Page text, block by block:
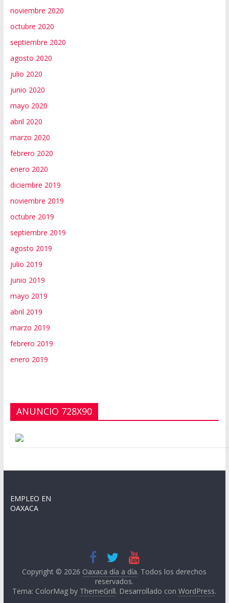
noviembre 2020
octubre 2020
septiembre 2020
agosto 2020
julio 2020
junio 2020
mayo 2020
abril 2020
marzo 2020
febrero 2020
enero 2020
diciembre 2019
noviembre 2019
octubre 2019
septiembre 2019
agosto 2019
julio 2019
junio 2019
mayo 2019
abril 2019
marzo 2019
febrero 2019
enero 2019
ANUNCIO 728X90
EMPLEO EN
OAXACA
Copyright © 2026 Oaxaca día a día. Todos los derechos
reservados.
Tema: ColorMag by ThemeGrill. Desarrollado conWordPress.